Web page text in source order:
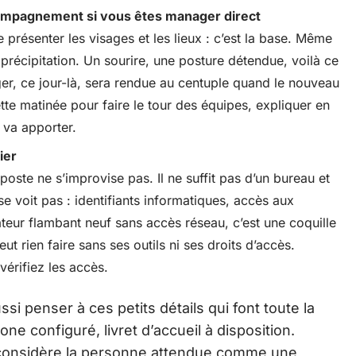
si vous êtes manager direct
les visages et les lieux : c’est la base. Même
Un sourire, une posture détendue, voilà ce
ce jour-là, sera rendue au centuple quand le nouveau
matinée pour faire le tour des équipes, expliquer en
apporter.
ne s’improvise pas. Il ne suffit pas d’un bureau et
voit pas : identifiants informatiques, accès aux
flambant neuf sans accès réseau, c’est une coquille
rien faire sans ses outils ni ses droits d’accès.
les accès.
penser à ces petits détails qui font toute la
configuré, livret d’accueil à disposition.
la personne attendue comme une